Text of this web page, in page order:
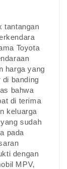
tantangan
Toyota
harga yang
banding
bahwa
di terima
keluarga
sudah
pada
dengan
MPV,